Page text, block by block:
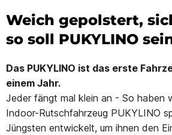
Weich gepolstert,
so soll PUKYLINO
Das PUKYLINO ist das erste
einem Jahr.
Jeder fängt mal klein an - So haben
Indoor-Rutschfahrzeug PUKYLINO
Jüngsten entwickelt, um ihnen den